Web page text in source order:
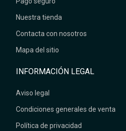
Nuestra tienda
Contacta con nosotros
Mapa del sitio
INFORMACIÓN LEGAL
Aviso legal
Condiciones generales de venta
Política de privacidad